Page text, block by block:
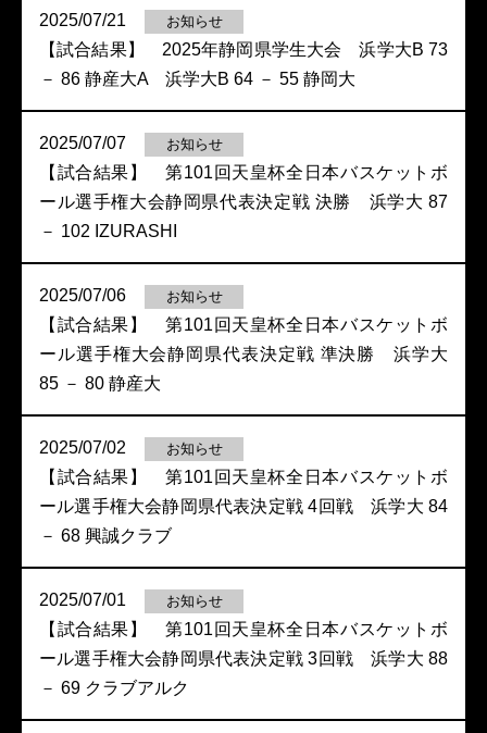
2025/07/21 お知らせ
【試合結果】 2025年静岡県学生大会 浜学大B 73
－ 86 静産大A 浜学大B 64 － 55 静岡大
2025/07/07 お知らせ
【試合結果】 第101回天皇杯全日本バスケットボ
ール選手権大会静岡県代表決定戦 決勝 浜学大 87
－ 102 IZURASHI
2025/07/06 お知らせ
【試合結果】 第101回天皇杯全日本バスケットボ
ール選手権大会静岡県代表決定戦 準決勝 浜学大
85 － 80 静産大
2025/07/02 お知らせ
【試合結果】 第101回天皇杯全日本バスケットボ
ール選手権大会静岡県代表決定戦 4回戦 浜学大 84
－ 68 興誠クラブ
2025/07/01 お知らせ
【試合結果】 第101回天皇杯全日本バスケットボ
ール選手権大会静岡県代表決定戦 3回戦 浜学大 88
－ 69 クラブアルク